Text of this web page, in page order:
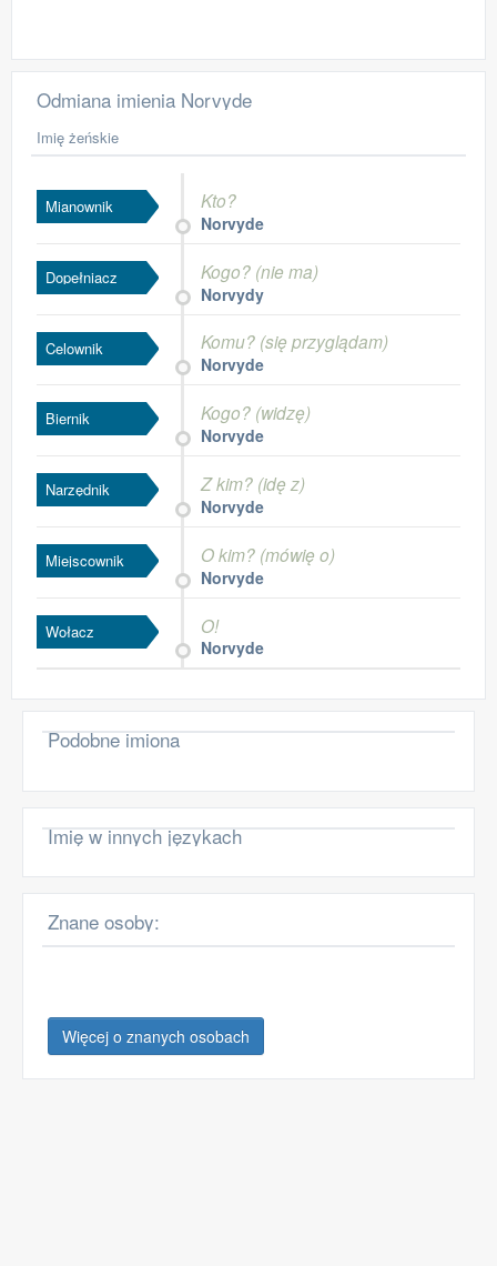
Odmiana imienia Norvyde
Imię żeńskie
Mianownik Kto?
Norvyde
Dopełniacz Kogo? (nie ma)
Norvydy
Celownik Komu? (się przyglądam)
Norvyde
Biernik Kogo? (widzę)
Norvyde
Narzędnik Z kim? (idę z)
Norvyde
Miejscownik O kim? (mówię o)
Norvyde
Wołacz O!
Norvyde
Podobne imiona
Imię w innych językach
Znane osoby:
Więcej o znanych osobach